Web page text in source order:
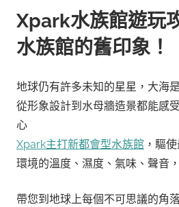
Xpark水族館遊玩
水族館的舊印象！
地球仍有許多未知的星星，大海
從形象設計到水母牆造景都能感
心
Xpark主打新都會型水族館 ，驅
環境的溫度、濕度、氣味、聲音，
帶您到地球上每個不可思議的角